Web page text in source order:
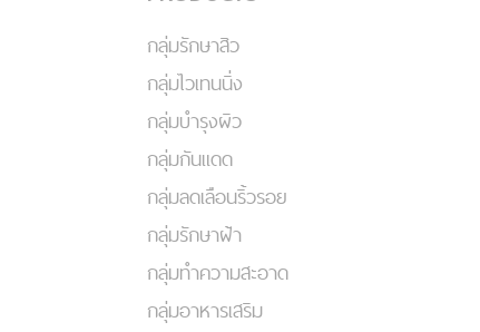
กลุ่มรักษาสิว
กลุ่มไวเทนนิ่ง
กลุ่มบำรุงผิว
กลุ่มกันแดด
กลุ่มลดเลือนริ้วรอย
กลุ่มรักษาฝ้า
กลุ่มทำความสะอาด
กลุ่มอาหารเสริม